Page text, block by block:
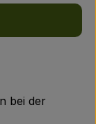
bei der